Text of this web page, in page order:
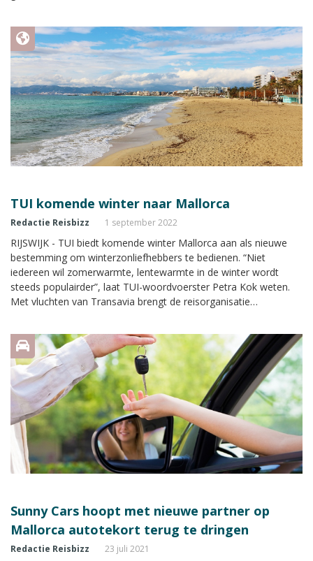
TUI komende winter naar Mallorca
Redactie Reisbizz 1 september 2022
RIJSWIJK - TUI biedt komende winter Mallorca aan als nieuwe
bestemming om winterzonliefhebbers te bedienen. “Niet
iedereen wil zomerwarmte, lentewarmte in de winter wordt
steeds populairder”, laat TUI-woordvoerster Petra Kok weten.
Met vluchten van Transavia brengt de reisorganisatie
Sunny Cars hoopt met nieuwe partner op
Mallorca autotekort terug te dringen
Redactie Reisbizz 23 juli 2021